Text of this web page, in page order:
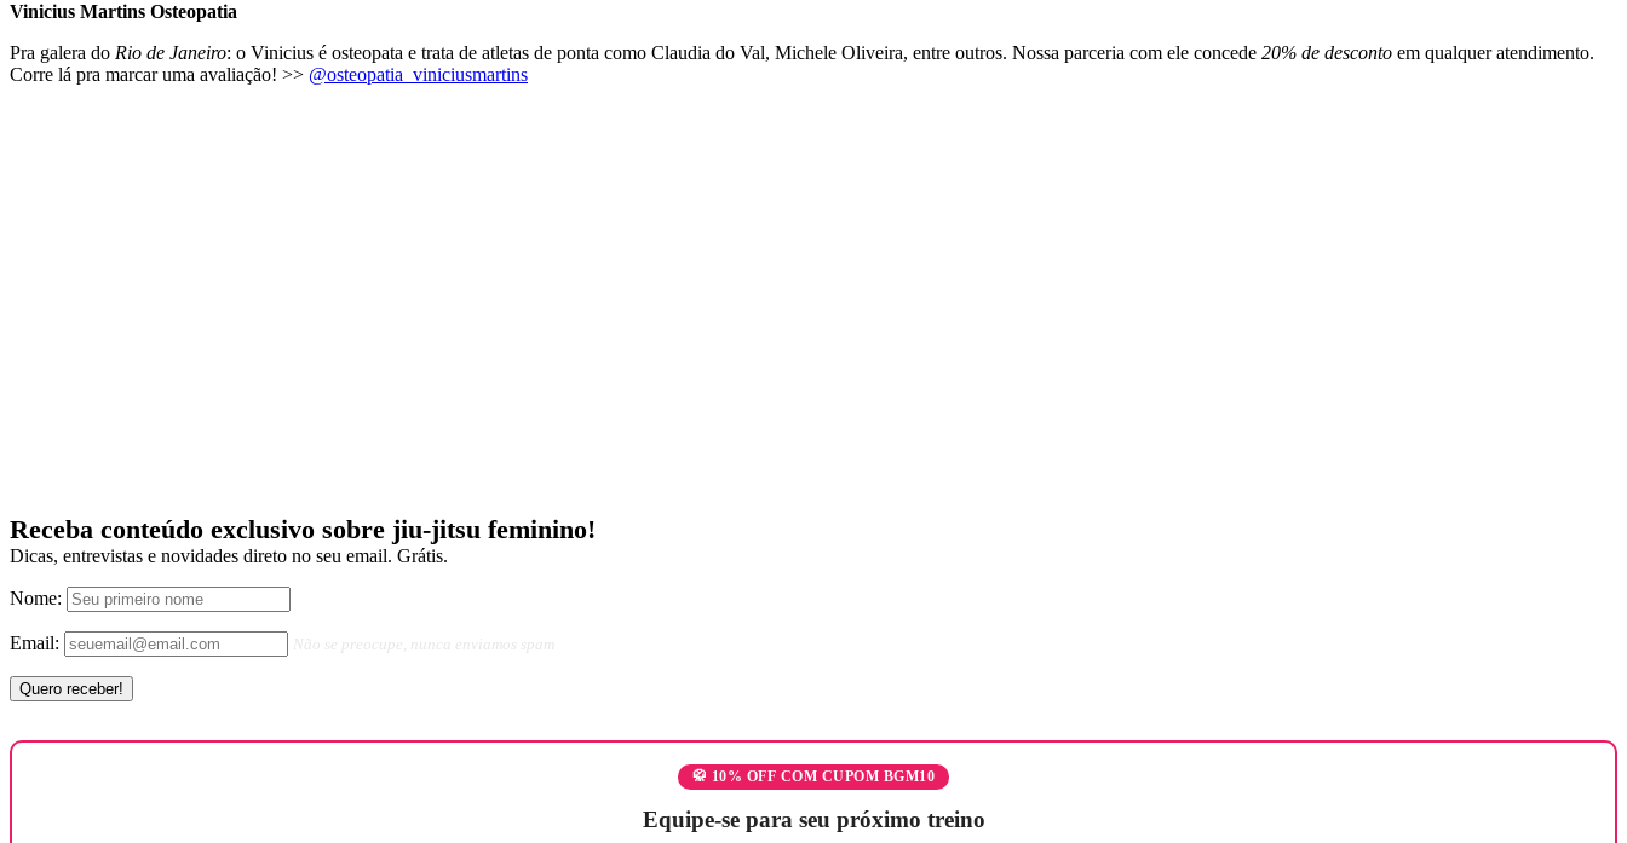
Vinicius Martins Osteopatia
Pra galera do Rio de Janeiro: o Vinicius é osteopata e trata de atletas de ponta como Claudia do Val, Michele Oliveira, entre outros. Nossa parceria com ele concede 20% de desconto em qualquer atendimento.
Corre lá pra marcar uma avaliação! >> @osteopatia_viniciusmartins
Receba conteúdo exclusivo sobre jiu-jitsu feminino!
Dicas, entrevistas e novidades direto no seu email. Grátis.
Nome:
Email: Não se preocupe, nunca enviamos spam
🥋 10% OFF COM CUPOM BGM10
Equipe-se para seu próximo treino